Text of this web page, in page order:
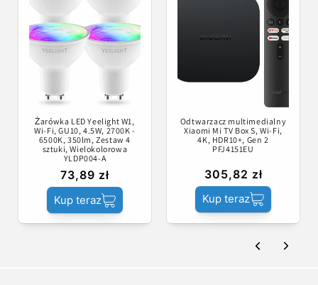
Żarówka LED Yeelight W1,
Wi-Fi, GU10, 4.5W, 2700K -
6500K, 350lm, Zestaw 4
sztuki, Wielokolorowa
YLDP004-A
73,89 zł
Kup teraz
Odtwarzacz multimedialny
Xiaomi Mi TV Box S, Wi-Fi,
4K, HDR10+, Gen 2
PFJ4151EU
305,82 zł
Kup teraz